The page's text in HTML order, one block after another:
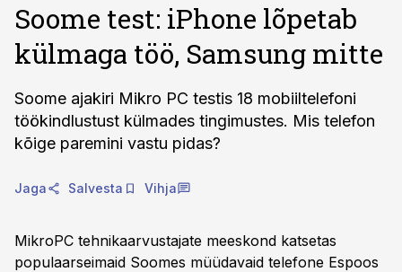
Soome test: iPhone lõpetab
külmaga töö, Samsung mitte
Soome ajakiri Mikro PC testis 18 mobiiltelefoni
töökindlustust külmades tingimustes. Mis telefon
kõige paremini vastu pidas?
Jaga Salvesta Vihja
MikroPC tehnikaarvustajate meeskond katsetas
populaarseimaid Soomes müüdavaid telefone Espoos